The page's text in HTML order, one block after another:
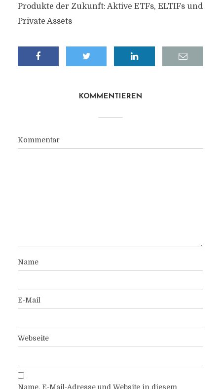
Produkte der Zukunft: Aktive ETFs, ELTIFs und
Private Assets
KOMMENTIEREN
Kommentar
Name
E-Mail
Webseite
Name, E-Mail-Adresse und Website in diesem